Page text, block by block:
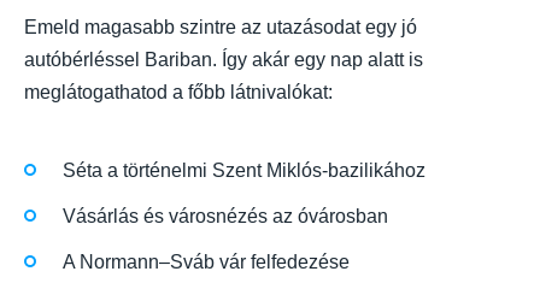
Emeld magasabb szintre az utazásodat egy jó
autóbérléssel Bariban. Így akár egy nap alatt is
meglátogathatod a főbb látnivalókat:
Séta a történelmi Szent Miklós-bazilikához
Vásárlás és városnézés az óvárosban
A Normann–Sváb vár felfedezése